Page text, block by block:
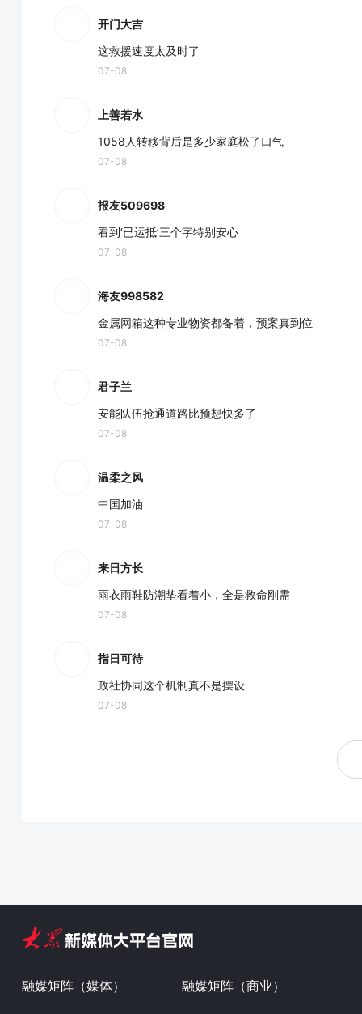
开门大吉
这救援速度太及时了
07-08
上善若水
1058人转移背后是多少家庭松了口气
07-08
报友509698
看到‘已运抵’三个字特别安心
07-08
海友998582
金属网箱这种专业物资都备着，预案真到位
07-08
君子兰
安能队伍抢通道路比预想快多了
07-08
温柔之风
中国加油
07-08
来日方长
雨衣雨鞋防潮垫看着小，全是救命刚需
07-08
指日可待
政社协同这个机制真不是摆设
07-08
融媒矩阵（媒体） 融媒矩阵（商业）